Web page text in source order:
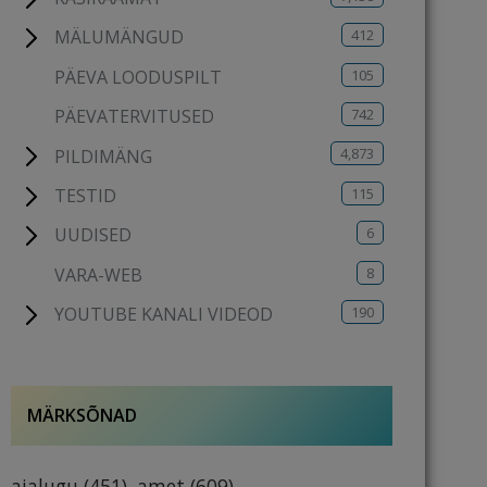
MÄLUMÄNGUD 412
PÄEVA LOODUSPILT 105
PÄEVATERVITUSED 742
PILDIMÄNG 4,873
TESTID 115
UUDISED 6
VARA-WEB 8
YOUTUBE KANALI VIDEOD 190
MÄRKSÕNAD